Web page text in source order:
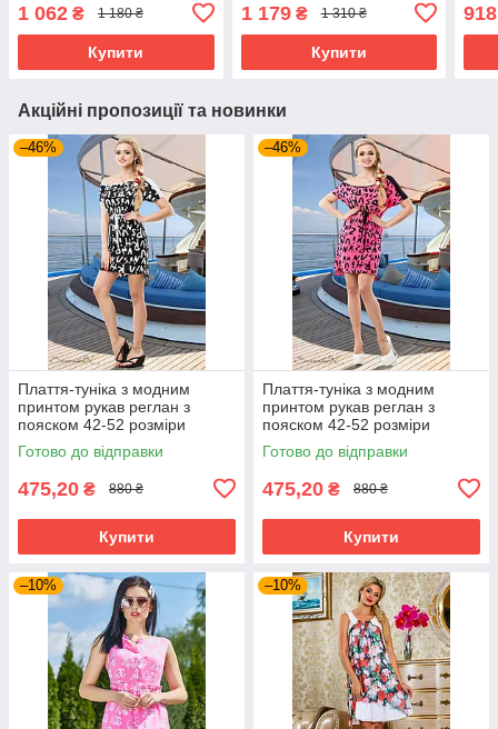
1 062 ₴ 1 180 ₴
Купити
1 179₴ 1 310 ₴
Купити
918
Акційні пропозиції та новинки
–46%
Плаття-туніка з модним
принтом рукав реглан з
пояском 42-52 розміри
Готово до відправки
475,20 ₴ 880 ₴
Купити
–46%
Плаття-туніка з модним
принтом рукав реглан з
пояском 42-52 розміри
Готово до відправки
475,20 ₴ 880 ₴
Купити
–10% –10%